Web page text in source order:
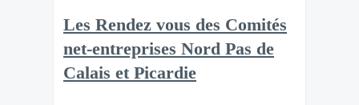
Les Rendez vous des Comités
net-entreprises Nord Pas de
Calais et Picardie